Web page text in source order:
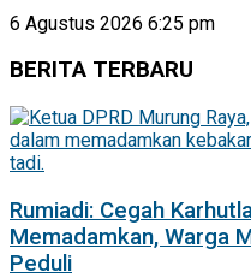
6 Agustus 2026 6:25 pm
BERITA TERBARU
Rumiadi: Cegah
Memadamkan, Warga
Peduli